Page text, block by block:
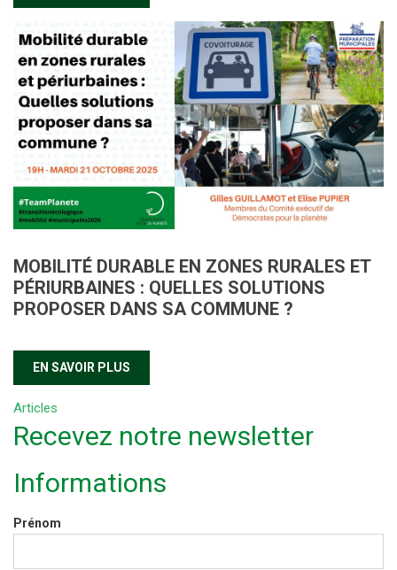
MOBILITÉ DURABLE EN ZONES RURALES ET
PÉRIURBAINES : QUELLES SOLUTIONS
PROPOSER DANS SA COMMUNE ?
EN SAVOIR PLUS
Articles
Recevez notre newsletter
Informations
Prénom